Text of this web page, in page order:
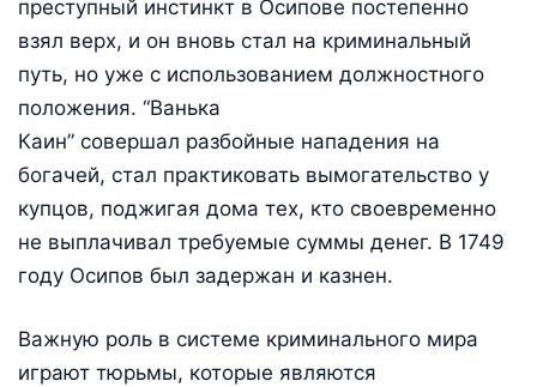
преступный инстинкт в Осипове постепенно
взял верх, и он вновь стал на криминальный
путь, но уже с использованием должностного
положения. “Ванька
Каин” совершал разбойные нападения на
богачей, стал практиковать вымогательство у
купцов, поджигая дома тех, кто своевременно
не выплачивал требуемые суммы денег. В 1749
году Осипов был задержан и казнен.
Важную роль в системе криминального мира
играют тюрьмы, которые являются